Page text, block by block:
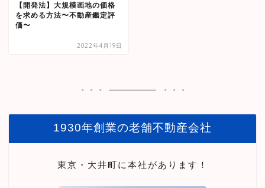
【開発法】大規模画地の価格
を求める方法〜不動産鑑定評
価〜
2022年4月19日
1930年創業の老舗不動産会社
東京・大井町に本社があります！